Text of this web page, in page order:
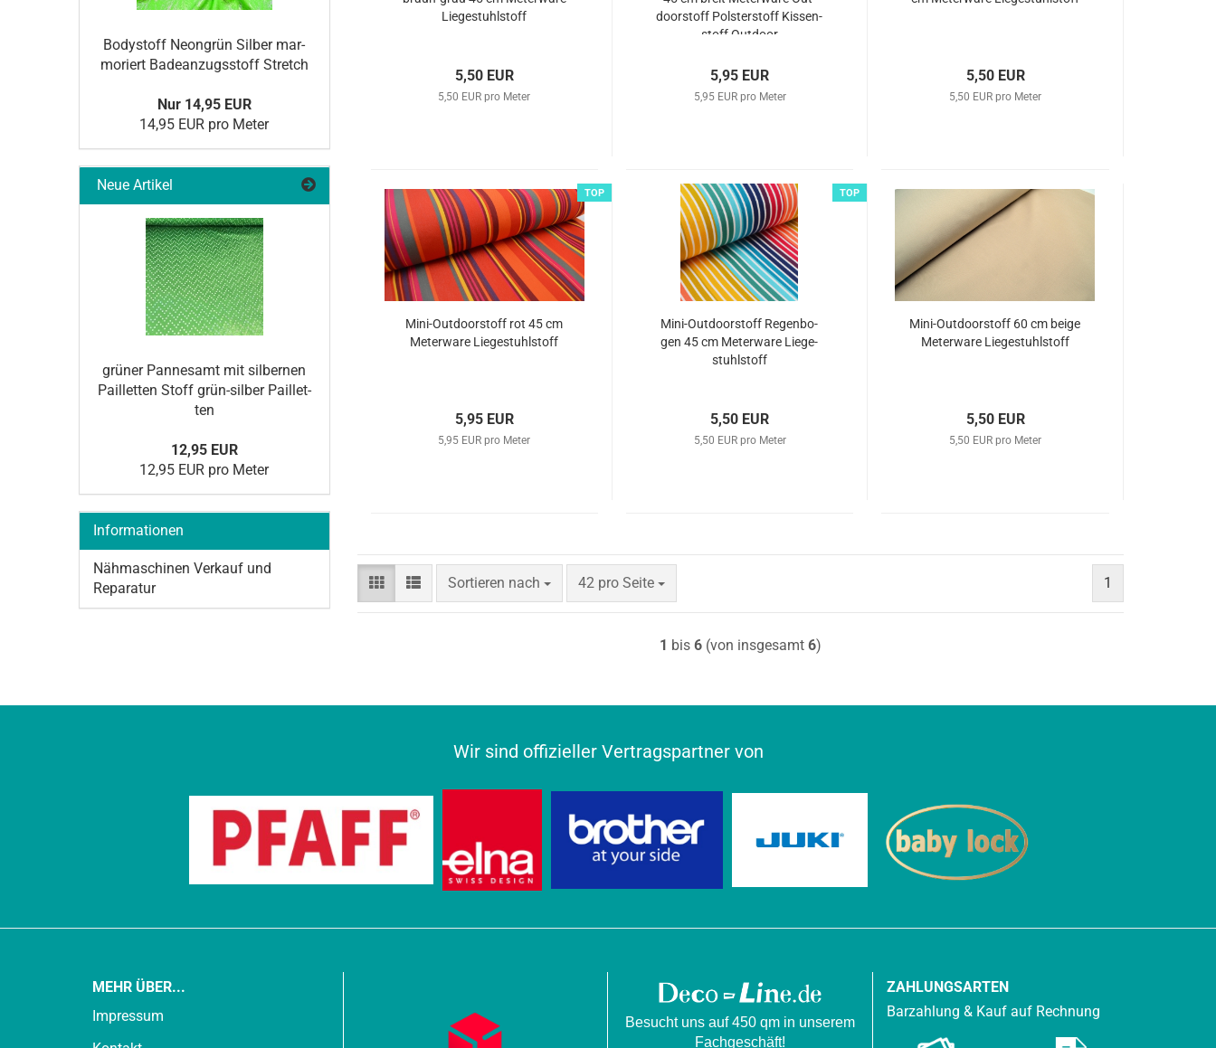
Lie­ge­stuhl­stoff
5,50 EUR
5,50 EUR pro Meter
door­stoff Pols­ter­stoff Kis­sen­
stoff Out­door
5,95 EUR
5,95 EUR pro Meter
5,50 EUR
5,50 EUR pro Meter
TOP
Mini-​Out­door­stoff rot 45 cm
Me­ter­wa­re Lie­ge­stuhl­stoff
5,95 EUR
5,95 EUR pro Meter
TOP
Mini-​Out­door­stoff Re­gen­bo­
gen 45 cm Me­ter­wa­re Lie­ge­
stuhl­stoff
5,50 EUR
5,50 EUR pro Meter
Mini-​Out­door­stoff 60 cm beige
Me­ter­wa­re Lie­ge­stuhl­stoff
5,50 EUR
5,50 EUR pro Meter
Sortieren nach
Sortieren nach 42 pro Seite
pro Seite 1
1 bis 6(von insgesamt 6)
Bo­dy­stoff Ne­on­grün Sil­ber mar­
mo­riert Ba­de­an­zugs­stoff Stretch
Nur 14,95 EUR
14,95 EUR pro Meter
Neue Artikel
grü­ner Pan­nes­amt mit sil­ber­nen
Pail­let­ten Stoff grün-​silber Pail­let­
ten
12,95 EUR
12,95 EUR pro Meter
Informationen
Nähmaschinen Verkauf und
Reparatur
Wir sind offizieller Vertragspartner von
MEHR ÜBER...
Impressum
Besucht uns auf 450 qm in unserem
Fachgeschäft!
ZAHLUNGSARTEN
Barzahlung & Kauf auf Rechnung